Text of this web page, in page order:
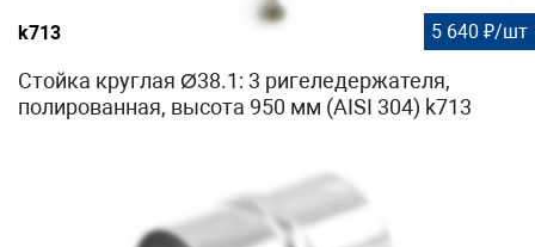
k713 5 640 ₽/шт
Стойка круглая Ø38.1: 3 ригеледержателя,
полированная, высота 950 мм (AISI 304) k713